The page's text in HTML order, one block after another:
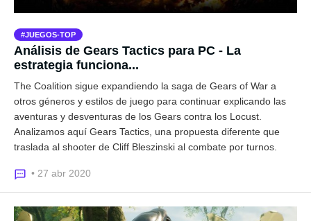
JUEGOS-TOP
Análisis de Gears Tactics para PC - La
estrategia funciona...
The Coalition sigue expandiendo la saga de Gears of War a
otros géneros y estilos de juego para continuar explicando las
aventuras y desventuras de los Gears contra los Locust.
Analizamos aquí Gears Tactics, una propuesta diferente que
traslada al shooter de Cliff Bleszinski al combate por turnos.
• 27 abr 2020